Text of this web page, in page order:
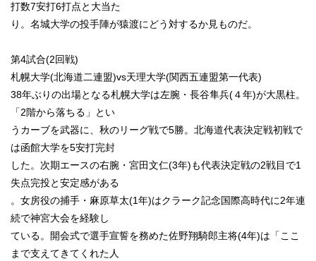
打数7安打6打点と大当た
り。名城大学の投手陣が猿渡にどう対するか見ものだ。
第4試合(2回戦)
札幌大学(北海道二連盟)vs天理大学(関西五連盟第一代表)
38年ぶりの出場となる札幌大学は左腕・長谷隼兵(４年)が大黒柱。
「2階から落ちる」とい
うカーブを武器に、秋のリーグ戦で5勝。北海道代表決定戦初戦で
は函館大学を5安打完封
した。次期エースの右腕・宮田文仁(3年)も代表決定戦の2戦目で1
失点完投と安定感がある
。女房役の捕手・麻原草太(1年)はクラーク記念国際高時代に2年連
続で神宮大会を経験し
ている。開会式で選手宣誓を務めた佐野翔騎郎主将(4年)は「ここ
まで支えてきてくれた人